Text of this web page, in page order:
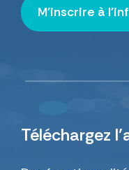
M'inscrire à
Téléchargez